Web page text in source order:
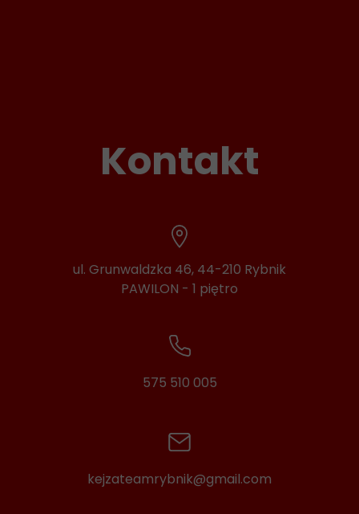
kejzateamrybnik@gmail.com
575 510 005
ul. Grunwaldzka 46, 44-210 Rybnik
PAWILON - 1 piętro
Kontakt